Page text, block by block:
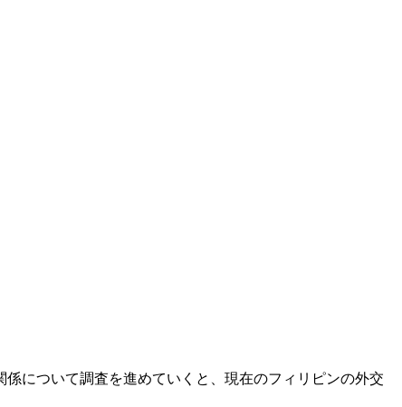
について調査を進めていくと、現在のフィリピンの外交